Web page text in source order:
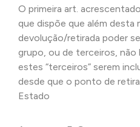
O primeira art.
que dispõe que além desta
devolução/retirada poder
grupo, ou de terceiros, não
estes “terceiros” serem
desde que o ponto de
Estado